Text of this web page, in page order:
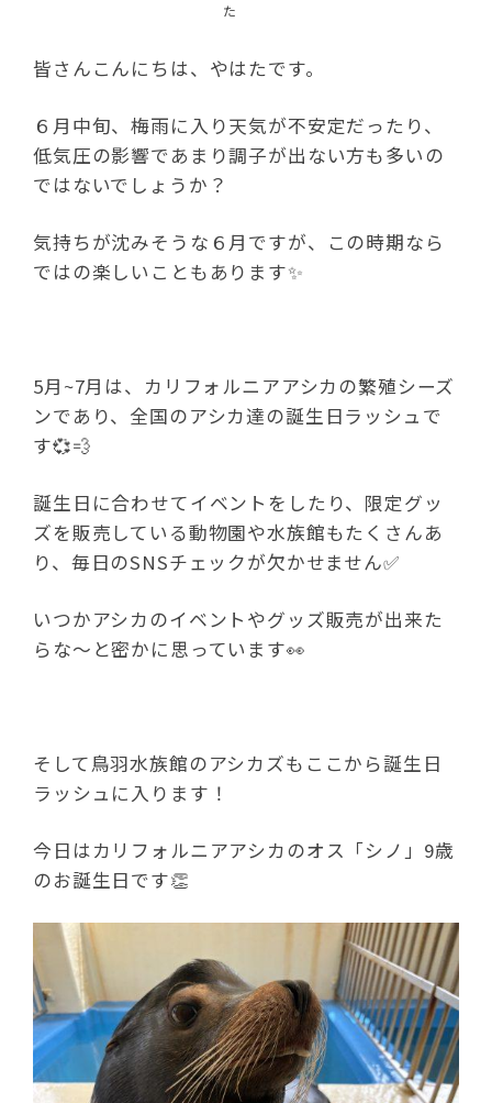
た
皆さんこんにちは、やはたです。
６月中旬、梅雨に入り天気が不安定だったり、
低気圧の影響であまり調子が出ない方も多いの
ではないでしょうか？
気持ちが沈みそうな６月ですが、この時期なら
ではの楽しいこともあります✨
5月~7月は、カリフォルニアアシカの繁殖シーズ
ンであり、全国のアシカ達の誕生日ラッシュで
す💞💨
誕生日に合わせてイベントをしたり、限定グッ
ズを販売している動物園や水族館もたくさんあ
り、毎日のSNSチェックが欠かせません✅
いつかアシカのイベントやグッズ販売が出来た
らな～と密かに思っています👀
そして鳥羽水族館のアシカズもここから誕生日
ラッシュに入ります！
今日はカリフォルニアアシカのオス「シノ」9歳
のお誕生日です👏